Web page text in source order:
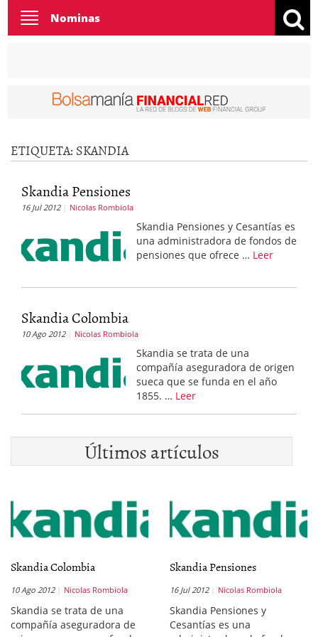
Toggle
navigation
Nominas
ETIQUETA: SKANDIA
Skandia Pensiones
16 Jul 2012 Nicolas Rombiola
Skandia Pensiones y Cesantías es
una administradora de fondos de
pensiones que ofrece … Leer
Skandia Colombia
10 Ago 2012 Nicolas Rombiola
Skandia se trata de una
compañía aseguradora de origen
sueca que se funda en el año
1855. … Leer
Últimos artículos
Skandia Colombia
10 Ago 2012 Nicolas Rombiola
Skandia se trata de una
compañía aseguradora de
Skandia Pensiones
16 Jul 2012 Nicolas Rombiola
Skandia Pensiones y
Cesantías es una